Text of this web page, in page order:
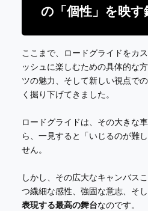
の「個性」を映す
ここまで、ロードグライドをカ
ッシュに楽しむための具体的な
ツの魅力、そして新しい視点で
く掘り下げてきました。
ロードグライドは、その大きな
ら、一見すると「いじるのが難
せん。
しかし、その広大なキャンバス
つ繊細な感性、強固な意志、そ
表現する最高の舞台なのです。